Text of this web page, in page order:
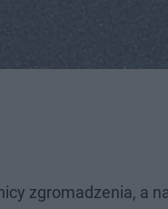
zgromadzenia, a